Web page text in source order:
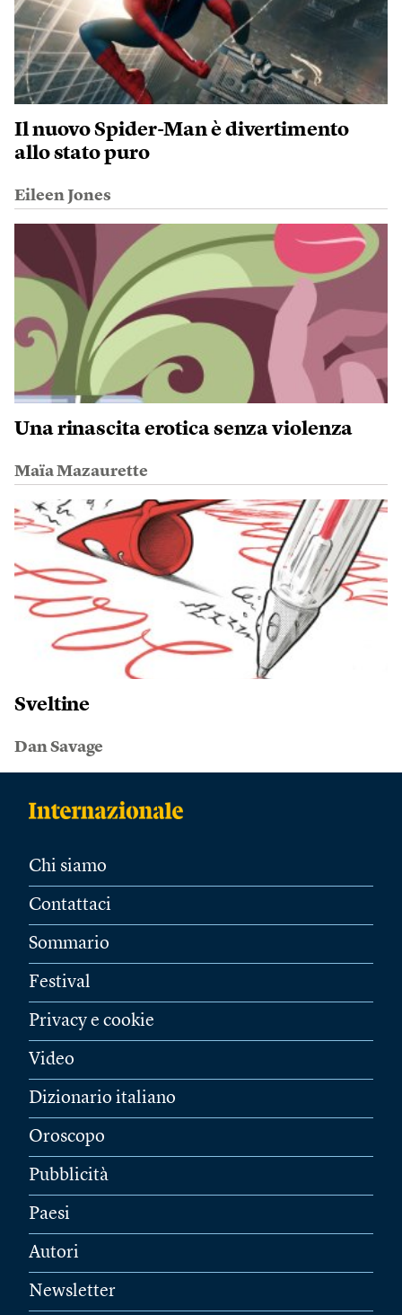
Il nuovo Spider-Man è divertimento
allo stato puro
Eileen Jones
Una rinascita erotica senza violenza
Maïa Mazaurette
Sveltine
Dan Savage
Chi siamo
Contattaci
Sommario
Festival
Privacy e cookie
Video
Dizionario italiano
Oroscopo
Pubblicità
Paesi
Autori
Newsletter